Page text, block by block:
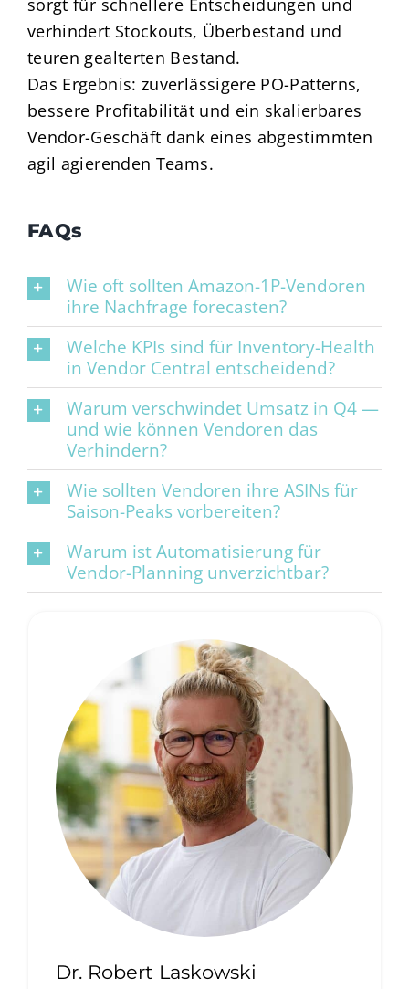
sorgt für schnellere Entscheidungen und
verhindert Stockouts, Überbestand und
teuren gealterten Bestand.
Das Ergebnis: zuverlässigere PO-Patterns,
bessere Profitabilität und ein skalierbares
Vendor-Geschäft dank eines abgestimmten
agil agierenden Teams.
FAQs
Wie oft sollten Amazon-1P-Vendoren
ihre Nachfrage forecasten?
Welche KPIs sind für Inventory-Health
in Vendor Central entscheidend?
Warum verschwindet Umsatz in Q4 —
und wie können Vendoren das
Verhindern?
Wie sollten Vendoren ihre ASINs für
Saison-Peaks vorbereiten?
Warum ist Automatisierung für
Vendor-Planning unverzichtbar?
Dr. Robert Laskowski